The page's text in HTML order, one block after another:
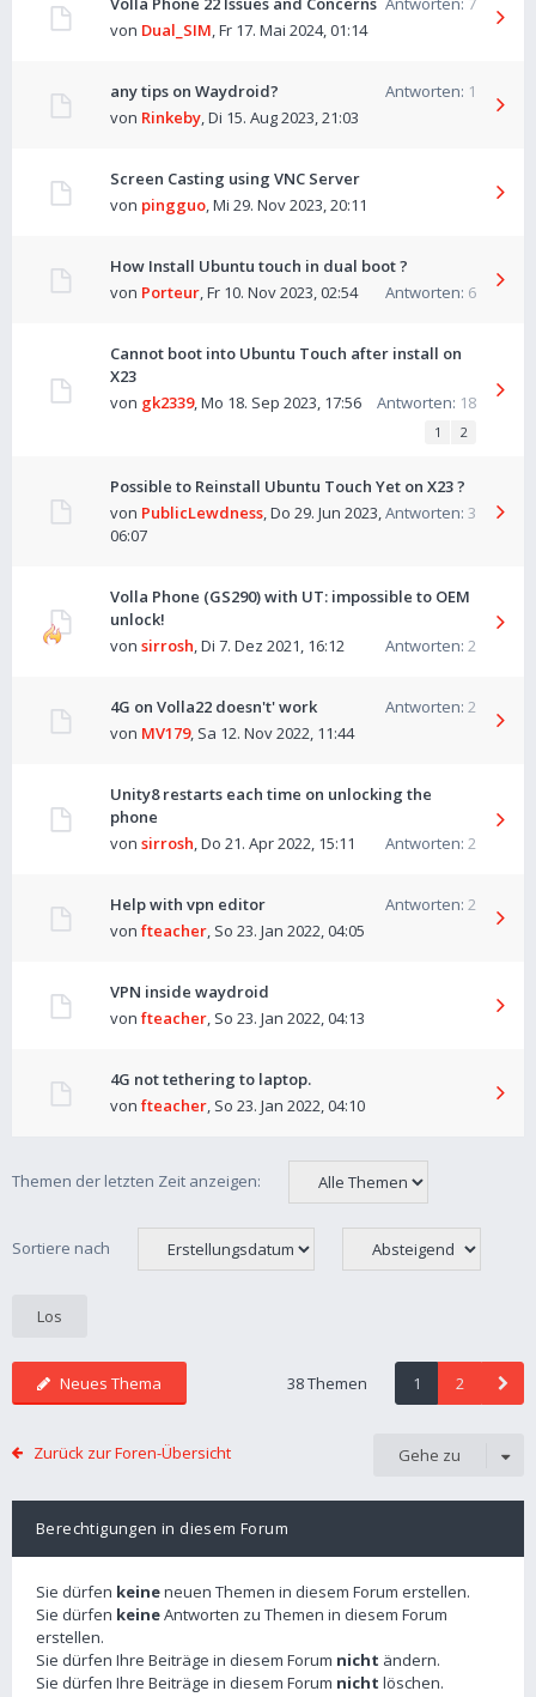
von Dual_SIM,Fr 17. Mai 2024, 01:14
any tips on Waydroid? Antworten: 1
von Rinkeby,Di 15. Aug 2023, 21:03
Screen Casting using VNC Server
von pingguo,Mi 29. Nov 2023, 20:11
How Install Ubuntu touch in dual boot ?
Antworten: 6
von Porteur,Fr 10. Nov 2023, 02:54
Cannot boot into Ubuntu Touch after install on
X23
Antworten: 18
von gk2339,Mo 18. Sep 2023, 17:56
1 2
Possible to Reinstall Ubuntu Touch Yet on X23 ?
Antworten: 3
von PublicLewdness,Do 29. Jun 2023,
06:07
Volla Phone (GS290) with UT: impossible to OEM
unlock!
Antworten: 2
von sirrosh,Di 7. Dez 2021, 16:12
4G on Volla22 doesn't' work Antworten: 2
von MV179, Sa 12. Nov 2022, 11:44
Unity8 restarts each time on unlocking the
phone
Antworten: 2
von sirrosh,Do 21. Apr 2022, 15:11
Help with vpn editor Antworten: 2
von fteacher, So 23. Jan 2022, 04:05
VPN inside waydroid
von fteacher, So 23. Jan 2022, 04:13
4G not tethering to laptop.
von fteacher, So 23. Jan 2022, 04:10
Themen der letzten Zeit anzeigen:
Sortiere nach
Neues Thema 38 Themen 1 2
Zurück zur Foren-Übersicht Gehe zu
Berechtigungen in diesem Forum
Sie dürfen keineneuen Themen in diesem Forum erstellen.
Sie dürfen keineAntworten zu Themen in diesem Forum
erstellen.
Sie dürfen Ihre Beiträge in diesem Forum nicht ändern.
Sie dürfen Ihre Beiträge in diesem Forum nicht löschen.